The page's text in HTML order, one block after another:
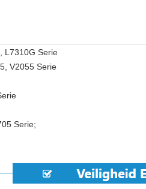
L7310G Serie
V2055 Serie
Serie;